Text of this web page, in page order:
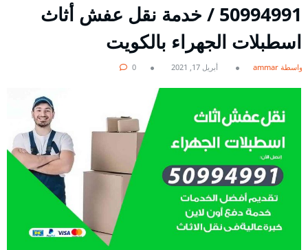
50994991 / خدمة نقل عفش أثاث
اسطبلات الجهراء بالكويت
بواسطة ammar أبريل 17, 2021 0